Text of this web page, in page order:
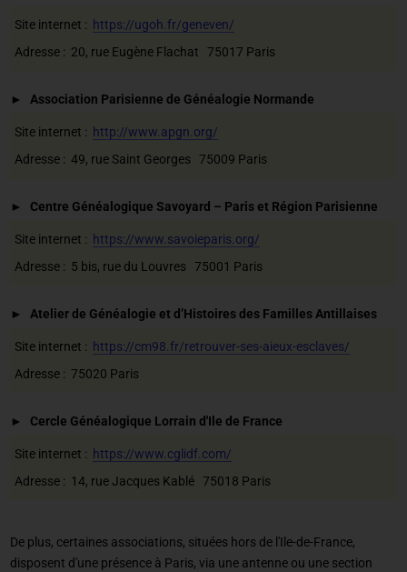
Site internet : https://ugoh.fr/geneven/
Adresse : 20, rue Eugène Flachat 75017 Paris
Association Parisienne de Généalogie Normande
Site internet : http://www.apgn.org/
Adresse : 49, rue Saint Georges 75009 Paris
Centre Généalogique Savoyard – Paris et Région Parisienne
Site internet : https://www.savoieparis.org/
Adresse : 5 bis, rue du Louvres 75001 Paris
Atelier de Généalogie et d’Histoires des Familles Antillaises
Site internet : https://cm98.fr/retrouver-ses-aieux-esclaves/
Adresse : 75020 Paris
Cercle Généalogique Lorrain d'Ile de France
Site internet : https://www.cglidf.com/
Adresse : 14, rue Jacques Kablé 75018 Paris
De plus, certaines associations, situées hors de l'Ile-de-France,
disposent d'une présence à Paris, via une antenne ou une section